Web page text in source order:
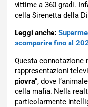
vittime a 360 gradi.
della Sirenetta della
Leggi anche:
scomparire fino al
Questa connotazione
rappresentazioni
piovra“, dove
della mafia. Nella
particolarmente